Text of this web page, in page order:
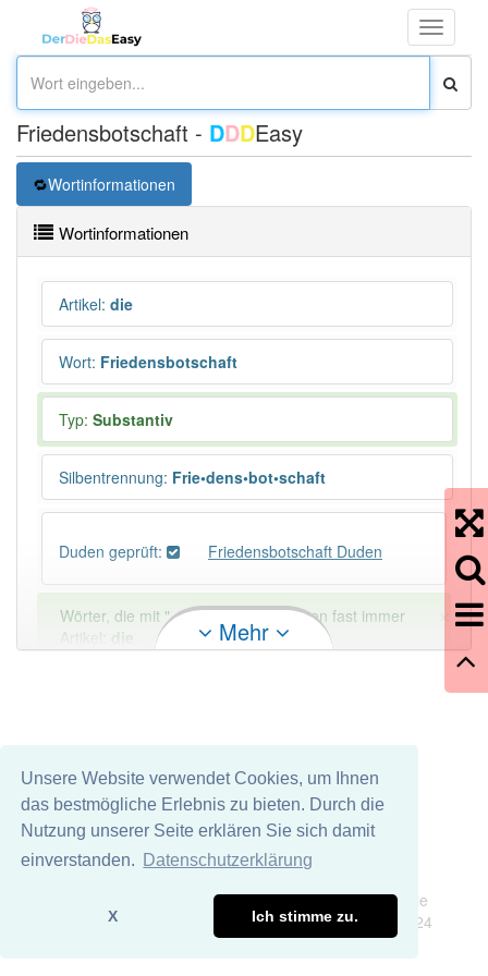
Unsere Website verwendet Cookies, um Ihnen
das bestmögliche Erlebnis zu bieten. Durch die
Nutzung unserer Seite erklären Sie sich damit
einverstanden.
Datenschutzerklärung
X Ich stimme zu.
Toggle
Friedensbotschaft - DDDEasy
Wortinformationen
Wortinformationen
Artikel: die
Wort: Friedensbotschaft
Typ: Substantiv
Silbentrennung: Frie•dens•bot•schaft
Duden geprüft: Friedensbotschaft Duden
Wörter, die mit "-schaft" enden, haben fast immer
Artikel:
die
DAS:1Ausnahmen Beispiele
PowerIndex:5
Häufigkeit: 4 von 10
Mehr
Wir übernehmen keine Garantie und keine Haftung für die
Richtigkeit und Vollständigkeit dieser Seite. DDDEasy 2024